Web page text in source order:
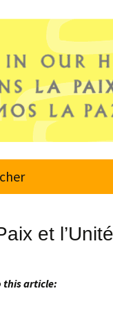
et
this article: